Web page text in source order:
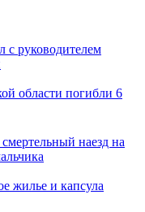
с руководителем
области погибли 6
наезд на
жилье и капсула